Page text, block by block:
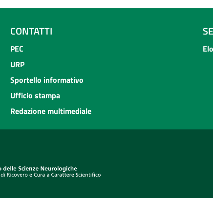
CONTATTI
PEC
URP
Sportello informativo
Ufficio stampa
Redazione multimediale